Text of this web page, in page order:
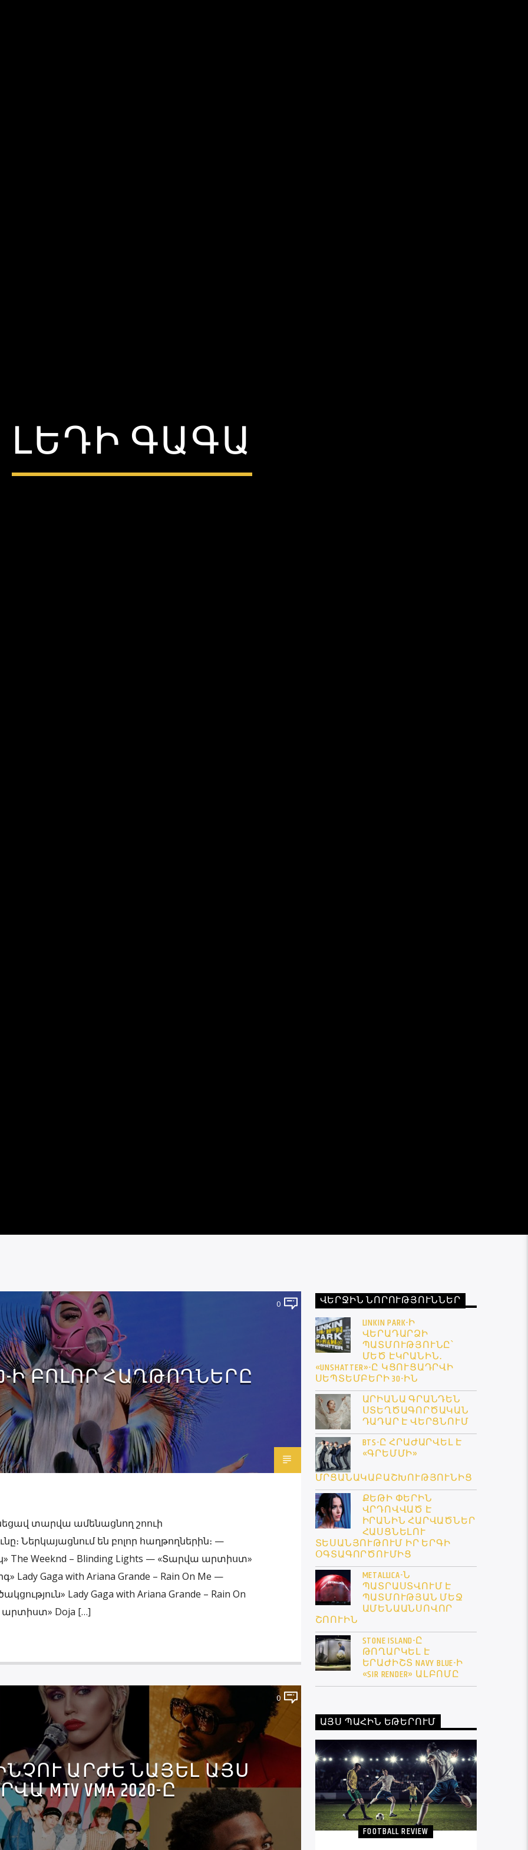
ԼԵԴԻ ԳԱԳԱ
0
Ի ԲՈԼՈՐ ՀԱՂԹՈՂՆԵՐԸ
տարվա ամենացնող շոուի
Ներկայացնում են բոլոր հաղթողներին։ —
The Weeknd – Blinding Lights — «Տարվա արտիստ»
Lady Gaga with Ariana Grande – Rain On Me —
Lady Gaga with Ariana Grande – Rain On
Doja […]
0
ԱՐԺԵ ՆԱՅԵԼ ԱՅՍ
MTV VMA 2020-Ը
ՎԵՐՋԻՆ ՆՈՐՈՒԹՅՈՒՆՆԵՐ
LINKIN PARK-Ի
ՎԵՐԱԴԱՐՁԻ
ՊԱՏՄՈՒԹՅՈՒՆԸ՝
ՄԵԾ ԷԿՐԱՆԻՆ․
«UNSHATTER»-Ը ԿՑՈՒՑԱԴՐՎԻ
ՍԵՊՏԵՄԲԵՐԻ 30-ԻՆ
ԱՐԻԱՆԱ ԳՐԱՆԴԵՆ
ՍՏԵՂԾԱԳՈՐԾԱԿԱՆ
ԴԱԴԱՐ Է ՎԵՐՑՆՈՒՄ
BTS-Ը ՀՐԱԺԱՐՎԵԼ Է
«ԳՐԵՄՄԻ»
ՄՐՑԱՆԱԿԱԲԱՇԽՈՒԹՅՈՒՆԻՑ
ՔԵԹԻ ՓԵՐԻՆ
ՎՐԴՈՎՎԱԾ Է
ԻՐԱՆԻՆ ՀԱՐՎԱԾՆԵՐ
ՀԱՍՑՆԵԼՈՒ
ՏԵՍԱՆՅՈՒԹՈՒՄ ԻՐ ԵՐԳԻ
ՕԳՏԱԳՈՐԾՈՒՄԻՑ
METALLICA-Ն
ՊԱՏՐԱՍՏՎՈՒՄ Է
ՊԱՏՄՈՒԹՅԱՆ ՄԵՋ
ԱՄԵՆԱԱՆՍՈՎՈՐ
ՇՈՈՒԻՆ
STONE ISLAND-Ը
ԹՈՂԱՐԿԵԼ Է
ԵՐԱԺԻՇՏ NAVY BLUE-Ի
«SIR RENDER» ԱԼԲՈՄԸ
ԱՅՍ ՊԱՀԻՆ ԵԹԵՐՈՒՄ
FOOTBALL REVIEW